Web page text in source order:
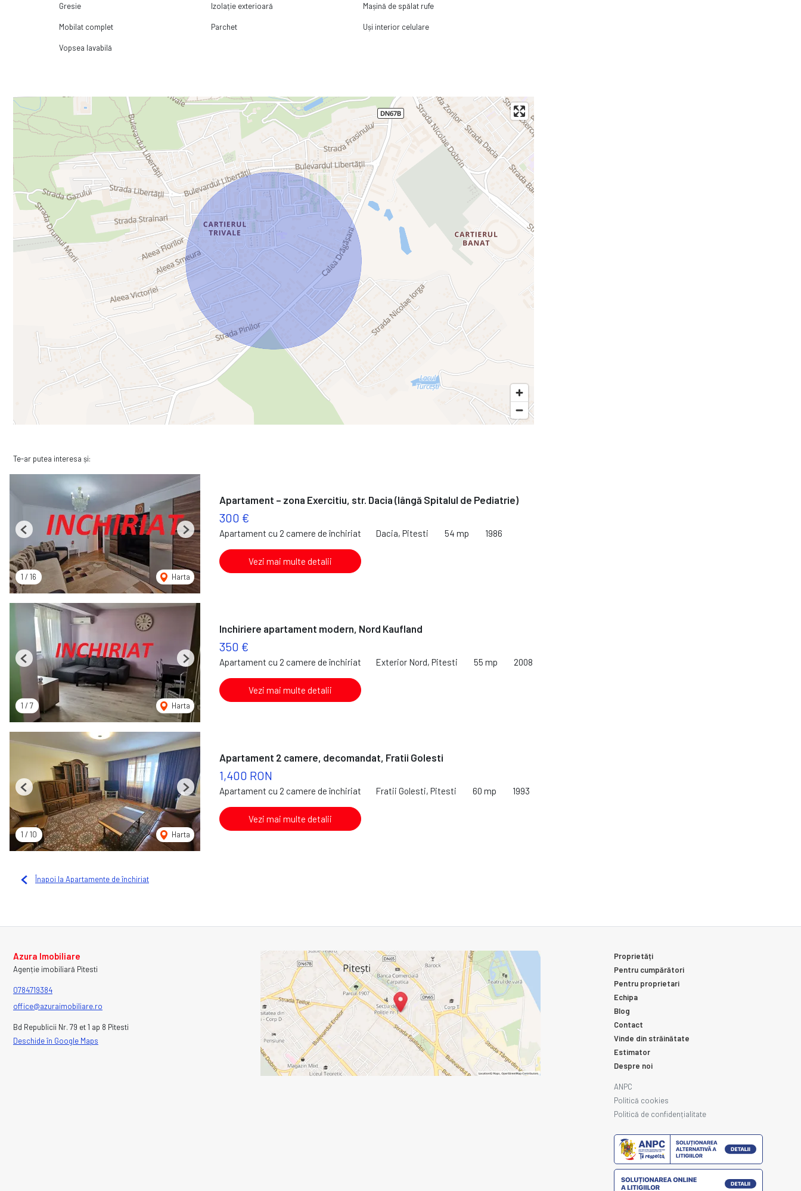
Gresie Izolație exterioară Mașină de spălat rufe
Mobilat complet Parchet Uși interior celulare
Vopsea lavabilă
Te-ar putea interesa și:
1 / 16 Harta
Previous Next
Apartament – zona Exercitiu, str. Dacia (lângă Spitalul de Pediatrie)
300 €
Apartament cu 2 camere de închiriat Dacia, Pitesti 54 mp 1986
Vezi mai multe detalii
1 / 7 Harta
Previous Next
Inchiriere apartament modern, Nord Kaufland
350 €
Apartament cu 2 camere de închiriat Exterior Nord, Pitesti 55 mp 2008
Vezi mai multe detalii
1 / 10 Harta
Previous Next
Apartament 2 camere, decomandat, Fratii Golesti
1,400 RON
Apartament cu 2 camere de închiriat Fratii Golesti, Pitesti 60 mp 1993
Vezi mai multe detalii
Înapoi la Apartamente de închiriat
Azura Imobiliare
Agenție imobiliară Pitesti
0784719384
office@azuraimobiliare.ro
Bd Republicii Nr. 79 et 1 ap 8 Pitesti
Deschide în Google Maps
Proprietăți
Pentru cumpărători
Pentru proprietari
Echipa
Blog
Contact
Vinde din străinătate
Estimator
Despre noi
ANPC
Politică cookies
Politică de confidențialitate